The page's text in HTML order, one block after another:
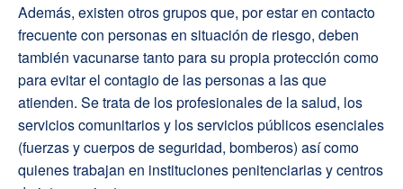
Además, existen otros grupos que, por estar en contacto
frecuente con personas en situación de riesgo, deben
también vacunarse tanto para su propia protección como
para evitar el contagio de las personas a las que
atienden. Se trata de los profesionales de la salud, los
servicios comunitarios y los servicios públicos esenciales
(fuerzas y cuerpos de seguridad, bomberos) así como
quienes trabajan en instituciones penitenciarias y centros